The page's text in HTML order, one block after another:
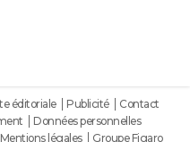
éditoriale Publicité
Contact
Données personnelles
Mentions légales Groupe Figaro